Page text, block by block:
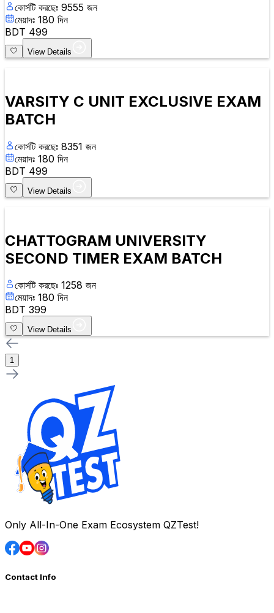
কোর্সটি করছেঃ 9555 জন
মেয়াদঃ 180 দিন
BDT 499
View Details
VARSITY C UNIT EXCLUSIVE EXAM
BATCH
কোর্সটি করছেঃ 8351 জন
মেয়াদঃ 180 দিন
BDT 499
View Details
CHATTOGRAM UNIVERSITY
SECOND TIMER EXAM BATCH
কোর্সটি করছেঃ 1258 জন
মেয়াদঃ 180 দিন
BDT 399
View Details
1
Only All-In-One Exam Ecosystem QZTest!
Contact Info